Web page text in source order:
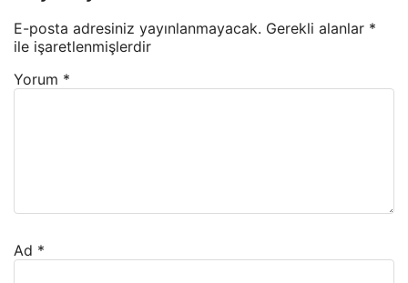
E-posta adresiniz yayınlanmayacak. Gerekli alanlar *
ile işaretlenmişlerdir
Yorum *
Ad *